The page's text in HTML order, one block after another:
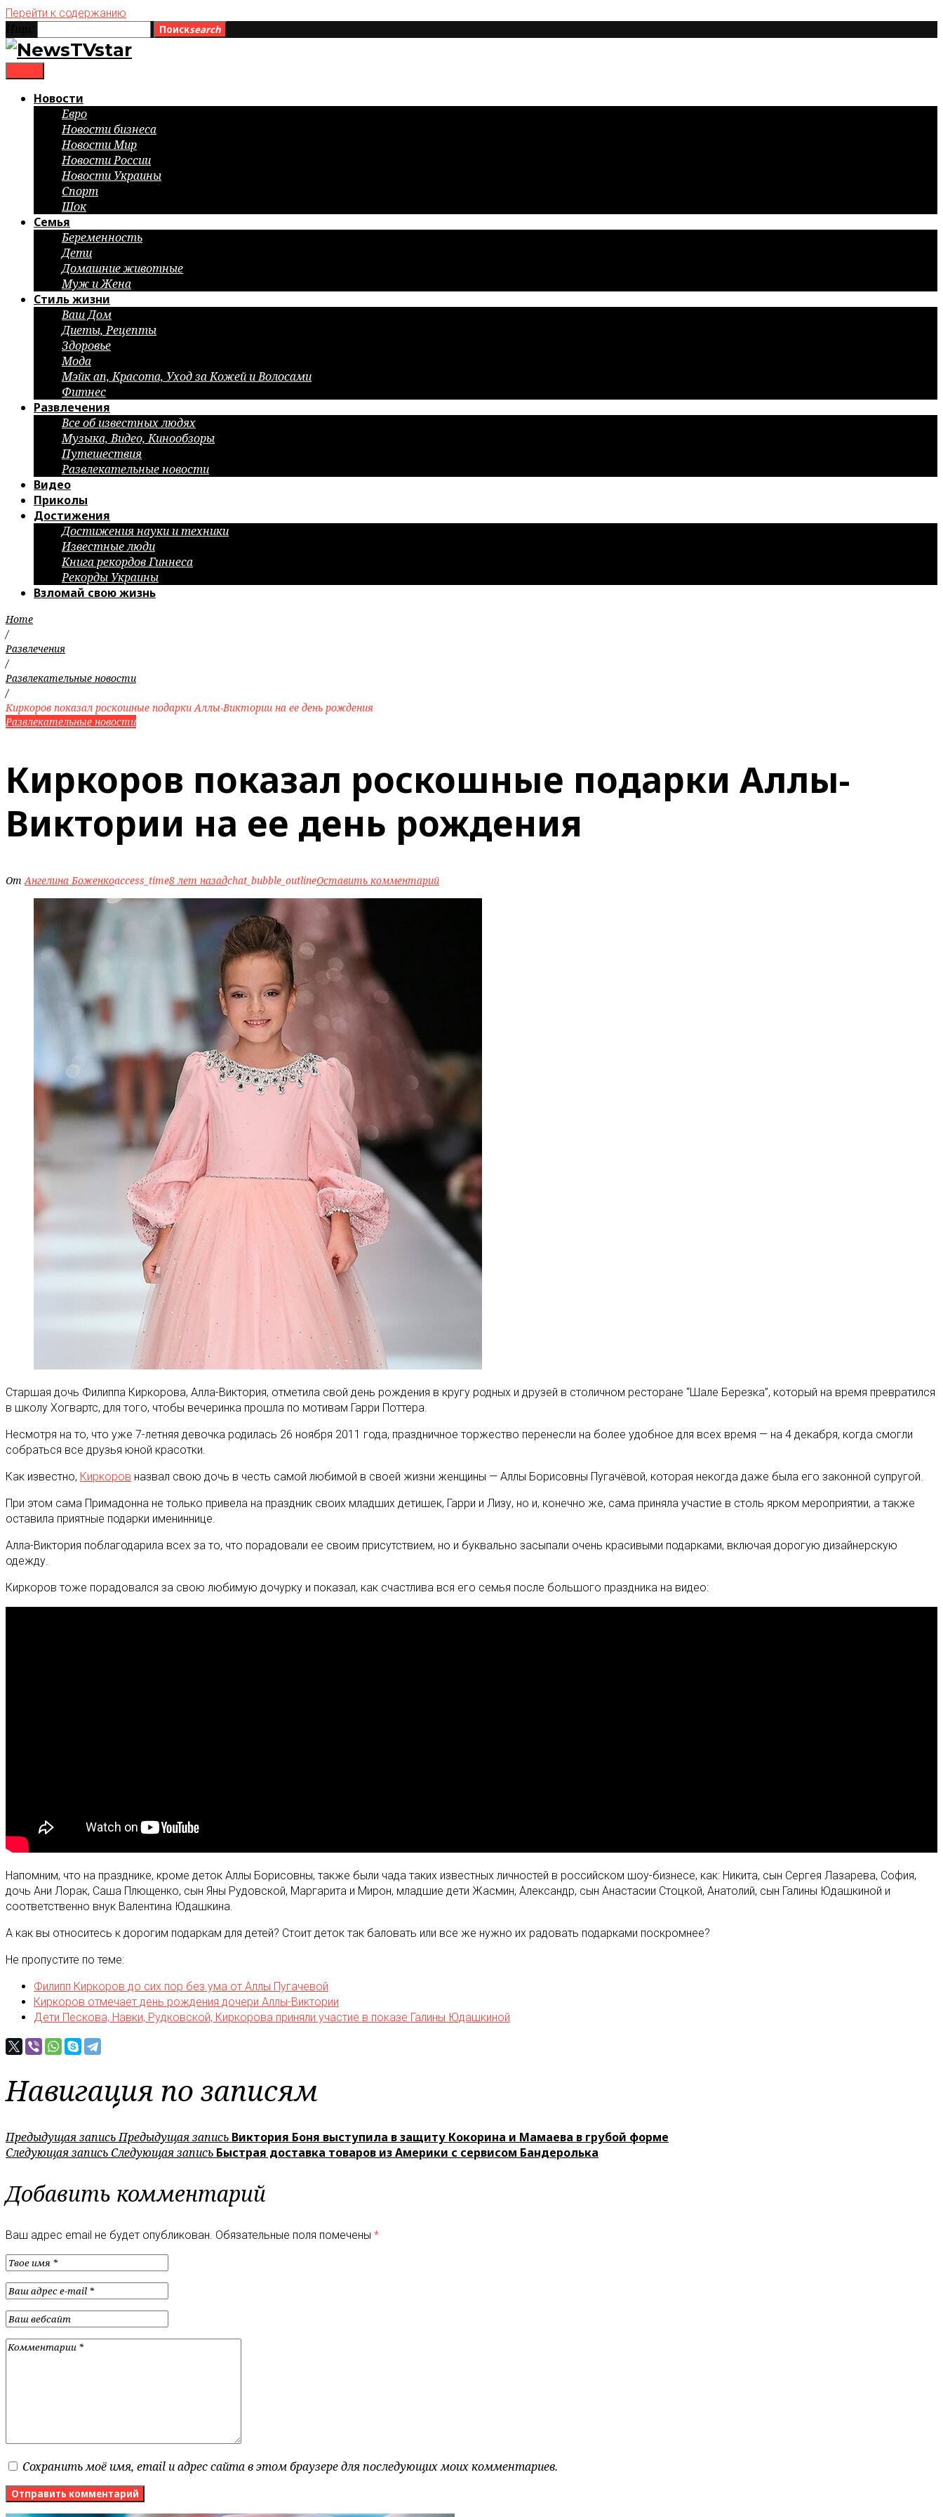
Перейти к содержанию
Поискsearch
Новости
Евро
Новости бизнеса
Новости Мир
Новости России
Новости Украины
Спорт
Шок
Семья
Беременность
Дети
Домашние животные
Муж и Жена
Стиль жизни
Ваш Дом
Диеты, Рецепты
Здоровье
Мода
Мэйк ап, Красота, Уход за Кожей и Волосами
Фитнес
Развлечения
Все об известных людях
Музыка, Видео, Кинообзоры
Путешествия
Развлекательные новости
Видео
Приколы
Достижения
Достижения науки и техники
Известные люди
Книга рекордов Гиннеса
Рекорды Украины
Взломай свою жизнь
Home
/
Развлечения
/
Развлекательные новости
/
Киркоров показал роскошные подарки Аллы-Виктории на ее день рождения
Развлекательные новости
Киркоров показал роскошные подарки Аллы-
Виктории на ее день рождения
ОтАнгелина Боженкоaccess_time8 лет назадchat_bubble_outlineОставить комментарий
Старшая дочь Филиппа Киркорова, Алла-Виктория, отметила свой день рождения в кругу родных и друзей в столичном ресторане “Шале Березка”, который на время превратился
в школу Хогвартс, для того, чтобы вечеринка прошла по мотивам Гарри Поттера.
Несмотря на то, что уже 7-летняя девочка родилась 26 ноября 2011 года, праздничное торжество перенесли на более удобное для всех время — на 4 декабря, когда смогли
собраться все друзья юной красотки.
Как известно, Киркоров назвал свою дочь в честь самой любимой в своей жизни женщины — Аллы Борисовны Пугачёвой, которая некогда даже была его законной супругой.
При этом сама Примадонна не только привела на праздник своих младших детишек, Гарри и Лизу, но и, конечно же, сама приняла участие в столь ярком мероприятии, а также
оставила приятные подарки имениннице.
Алла-Виктория поблагодарила всех за то, что порадовали ее своим присутствием, но и буквально засыпали очень красивыми подарками, включая дорогую дизайнерскую
одежду.
Киркоров тоже порадовался за свою любимую дочурку и показал, как счастлива вся его семья после большого праздника на видео:
Напомним, что на празднике, кроме деток Аллы Борисовны, также были чада таких известных личностей в российском шоу-бизнесе, как: Никита, сын Сергея Лазарева, София,
дочь Ани Лорак, Саша Плющенко, сын Яны Рудовской, Маргарита и Мирон, младшие дети Жасмин, Александр, сын Анастасии Стоцкой, Анатолий, сын Галины Юдашкиной и
соответственно внук Валентина Юдашкина.
А как вы относитесь к дорогим подаркам для детей? Стоит деток так баловать или все же нужно их радовать подарками поскромнее?
Не пропустите по теме:
Филипп Киркоров до сих пор без ума от Аллы Пугачевой
Киркоров отмечает день рождения дочери Аллы-Виктории
Дети Пескова, Навки, Рудковской, Киркорова приняли участие в показе Галины Юдашкиной
Навигация по записям
Предыдущая записьПредыдущая запись Виктория Боня выступила в защиту Кокорина и Мамаева в грубой форме
Следующая запись Следующая запись Быстрая доставка товаров из Америки с сервисом Бандеролька
Добавить комментарий
Ваш адрес email не будет опубликован. Обязательные поля помечены *
Сохранить моё имя, email и адрес сайта в этом браузере для последующих моих комментариев.